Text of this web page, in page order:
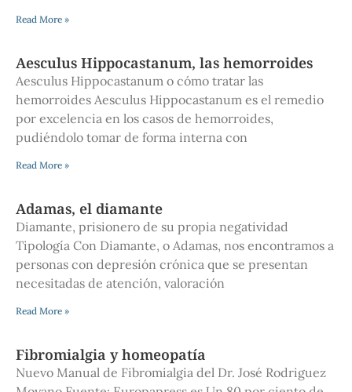
Read More »
Aesculus Hippocastanum, las hemorroides
Aesculus Hippocastanum o cómo tratar las
hemorroides Aesculus Hippocastanum es el remedio
por excelencia en los casos de hemorroides,
pudiéndolo tomar de forma interna con
Read More »
Adamas, el diamante
Diamante, prisionero de su propia negatividad
Tipología Con Diamante, o Adamas, nos encontramos a
personas con depresión crónica que se presentan
necesitadas de atención, valoración
Read More »
Fibromialgia y homeopatía
Nuevo Manual de Fibromialgia del Dr. José Rodriguez